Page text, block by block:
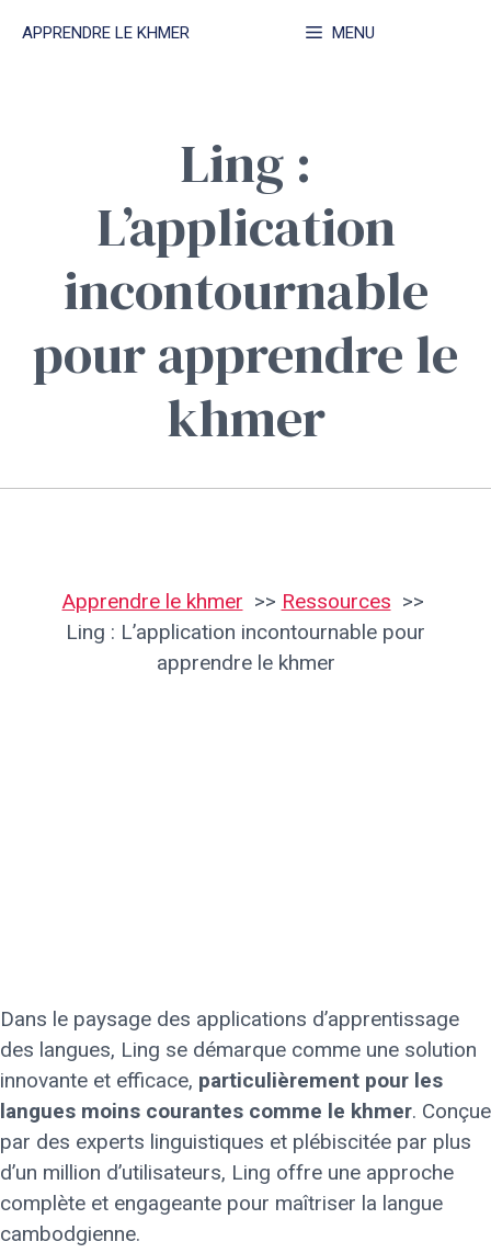
APPRENDRE LE KHMER MENU
Ling :
L’application
incontournable
pour apprendre le
khmer
Apprendre le khmer
Ressources
Ling : L’application incontournable pour
apprendre le khmer
Dans le paysage des applications d’apprentissage
des langues, Ling se démarque comme une solution
innovante et efficace, particulièrement pour les
langues moins courantes comme le khmer. Conçue
par des experts linguistiques et plébiscitée par plus
d’un million d’utilisateurs, Ling offre une approche
complète et engageante pour maîtriser la langue
cambodgienne.